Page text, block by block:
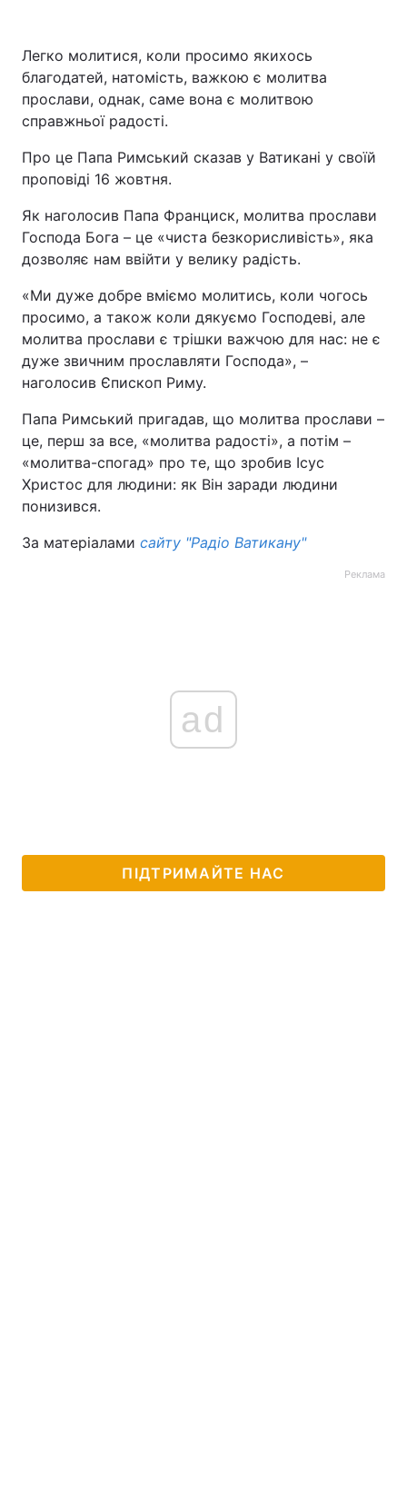
Легко молитися, коли просимо якихось
благодатей, натомість, важкою є молитва
прослави, однак, саме вона є молитвою
справжньої радості.
Про це Папа Римський сказав у Ватикані у своїй
проповіді 16 жовтня.
Як наголосив Папа Франциск, молитва прослави
Господа Бога – це «чиста безкорисливість», яка
дозволяє нам ввійти у велику радість.
«Ми дуже добре вміємо молитись, коли чогось
просимо, а також коли дякуємо Господеві, але
молитва прослави є трішки важчою для нас: не є
дуже звичним прославляти Господа», –
наголосив Єпископ Риму.
Папа Римський пригадав, що молитва прослави –
це, перш за все, «молитва радості», а потім –
«молитва-спогад» про те, що зробив Ісус
Христос для людини: як Він заради людини
понизився.
За матеріалами сайту "Радіо Ватикану"
Реклама
ad
ПІДТРИМАЙТЕ НАС